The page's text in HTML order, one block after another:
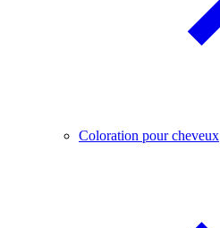
Coloration pour cheveux